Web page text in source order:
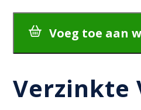
Verzinkte
Voeg toe aan